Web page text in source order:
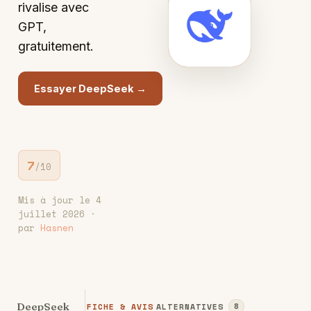
rivalise avec
GPT,
gratuitement.
Essayer DeepSeek →
7/10
Mis à jour le 4
juillet 2026 ·
par Hasnen
D
DeepSeek FICHE & AVIS ALTERNATIVES 8